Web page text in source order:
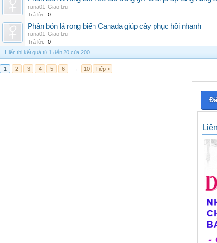
nana01
Giao lưu
Trả lời:
0
Phân bón lá rong biển Canada giúp cây phục hồi nhanh
nana01
Giao lưu
Trả lời:
0
Hiển thị kết quả từ 1 đến 20 của 200
1 2 3 4 5 6 → 10 Tiếp >